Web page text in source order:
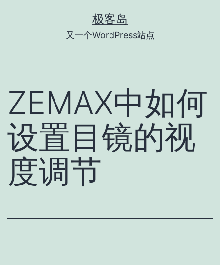
极客岛
又一个WordPress站点
ZEMAX中如何
设置目镜的视
度调节